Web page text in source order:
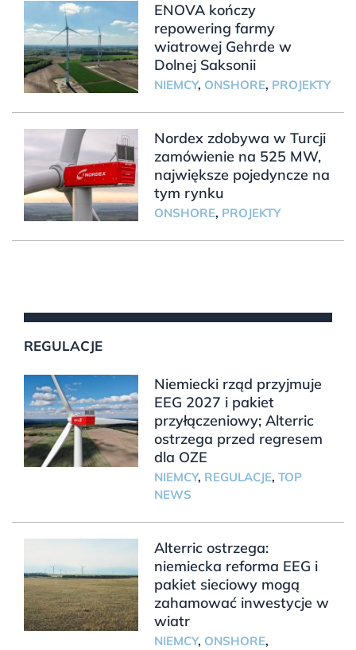
ENOVA kończy
repowering farmy
wiatrowej Gehrde w
Dolnej Saksonii
NIEMCY, ONSHORE, PROJEKTY
Nordex zdobywa w Turcji
zamówienie na 525 MW,
największe pojedyncze na
tym rynku
ONSHORE, PROJEKTY
REGULACJE
Niemiecki rząd przyjmuje
EEG 2027 i pakiet
przyłączeniowy; Alterric
ostrzega przed regresem
dla OZE
NIEMCY, REGULACJE, TOP
NEWS
Alterric ostrzega:
niemiecka reforma EEG i
pakiet sieciowy mogą
zahamować inwestycje w
wiatr
NIEMCY, ONSHORE,